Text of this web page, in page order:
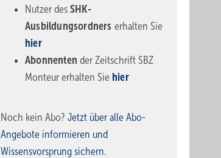
Nutzer des SHK-
Ausbildungsordners erhalten Sie
hier
Abonnentender Zeitschrift SBZ
Monteur erhalten Sie hier
Noch kein Abo? Jetzt über alle Abo-
Angebote informieren und
Wissensvorsprung sichern.